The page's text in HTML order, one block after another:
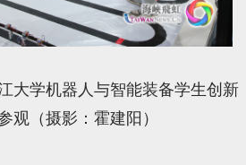
大学机器人与智能装备学生创新
观（摄影：霍建阳）